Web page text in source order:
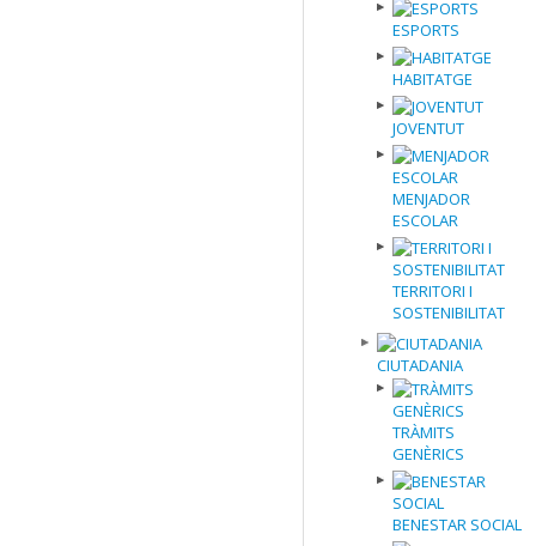
ESPORTS
HABITATGE
JOVENTUT
MENJADOR
ESCOLAR
TERRITORI I
SOSTENIBILITAT
CIUTADANIA
TRÀMITS
GENÈRICS
BENESTAR SOCIAL